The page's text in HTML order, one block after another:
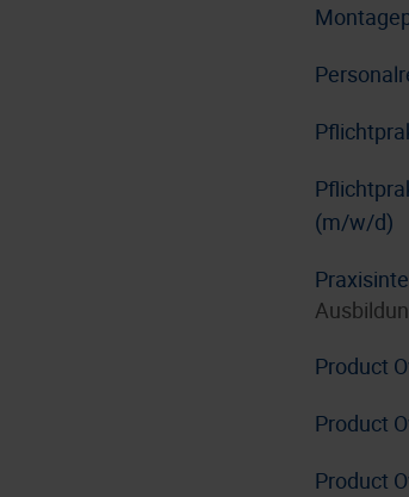
(m/w/d)
Product
Product
Product